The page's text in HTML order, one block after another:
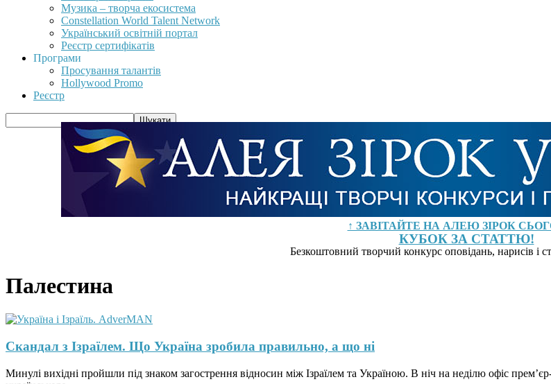
Музика – творча екосистема
Constellation World Talent Network
Український освітній портал
Реєстр сертифікатів
Програми
Просування талантів
Hollywood Promo
Реєстр
↑ ЗАВІТАЙТЕ НА АЛЕЮ ЗІРОК
КУБОК ЗА СТАТТЮ!
Безкоштовний творчий конкурс оповідань, нарисів і
Палестина
Скандал з Ізраїлем. Що Україна зробила правильно, а що ні
Минулі вихідні пройшли під знаком загострення відносин між Ізраїлем та Україною. В ніч на неділю офіс